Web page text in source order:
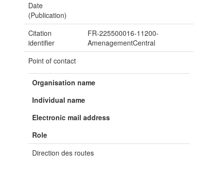
Date
(Publication)
Citation
identifier
FR-225500016-11200-
AmenagementCentral
Point of contact
Organisation name
Individual name
Electronic mail address
Role
Direction des routes